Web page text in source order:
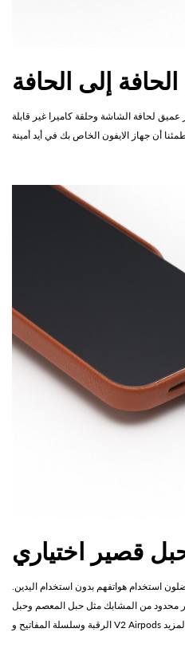
إلى الحافة
عميق لحافة الشاشة وحلقة كاميرا غير قابلة
أن جهاز الايفون الخاص بك في أيد أمينة
قصير اختياري
استخدام هواتفهم بدون استخدام اليدين.
محدود من المشابك مثل حبل المعصم وحبل